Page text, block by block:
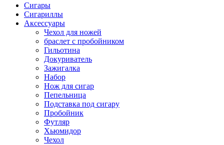
Сигары
Сигариллы
Аксессуары
Чехол для ножей
браслет с пробойником
Гильотина
Докуриватель
Зажигалка
Набор
Нож для сигар
Пепельница
Подставка под сигару
Пробойник
Футляр
Хьюмидор
Чехол